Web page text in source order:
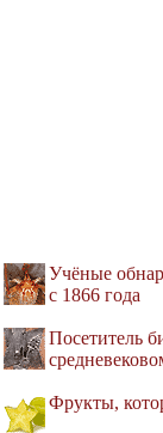
Учёные
с 1866 года
Посетитель
Фрукты,